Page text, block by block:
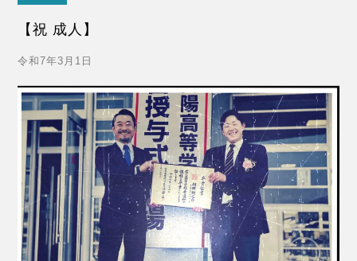
【祝 成人】
令和7年3月1日